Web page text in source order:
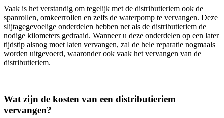
Vaak is het verstandig om tegelijk met de distributieriem ook de
spanrollen, omkeerrollen en zelfs de waterpomp te vervangen. Deze
slijtagegevoelige onderdelen hebben net als de distributieriem de
nodige kilometers gedraaid. Wanneer u deze onderdelen op een later
tijdstip alsnog moet laten vervangen, zal de hele reparatie nogmaals
worden uitgevoerd, waaronder ook vaak het vervangen van de
distributieriem.
Wat zijn de kosten van een distributieriem
vervangen?